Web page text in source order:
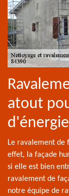
atout
d'énergie
Le ravalement de
effet, la façade
si elle est bien
ravalement de
notre équipe de